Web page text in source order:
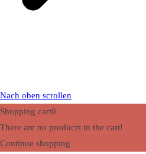
Nach oben scrollen
Shopping cart0
There are no products in the cart!
Continue shopping